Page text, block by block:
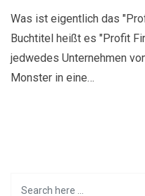
Was ist eigentlich das
Buchtitel heißt es "Profit
jedwedes Unternehmen
Monster in eine…